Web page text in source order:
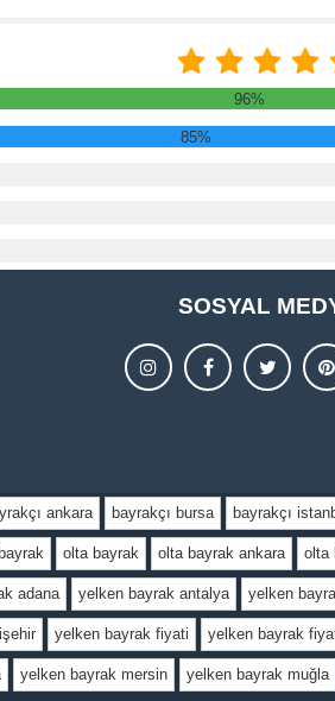
96%
85%
SOSYAL
ankara bayrakçı bursa bayrakçı
olta bayrak olta bayrak ankara olta
adana yelken bayrak antalya yelken
yelken bayrak fiyati yelken bayrak
yelken bayrak mersin yelken bayrak muğla